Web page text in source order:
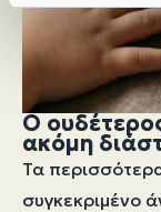
Ο
ακόμη
Τα
συγκεκριμένο